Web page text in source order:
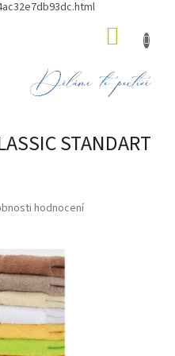
STANDART
hodnocení